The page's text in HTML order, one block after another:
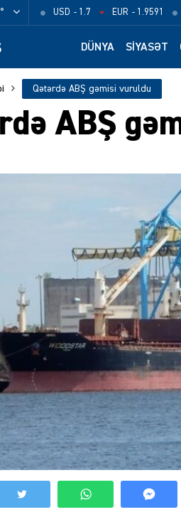
USD - 1.7 EUR - 1.9591
DÜNYA SIYASƏT
Qətərdə ABŞ gəmisi vuruldu
ABŞ